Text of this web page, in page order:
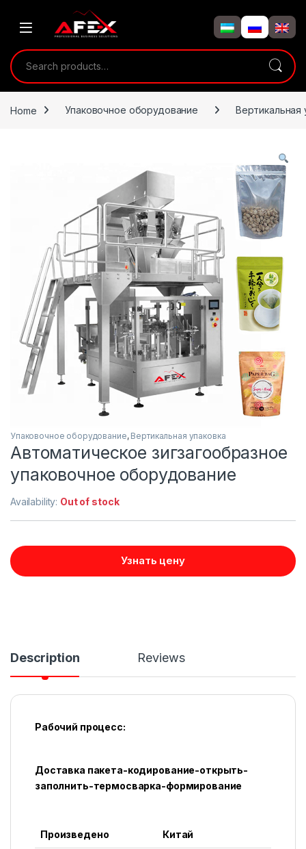
Search for:
Home Упаковочное оборудование Вертикальная
Упаковочное оборудование, Вертикальная упаковка
Автоматическое зигзагообразное
упаковочное оборудование
Availability: Out of stock
Узнать цену
Description Reviews
Рабочий процесс:
Доставка пакета-кодирование-открыть-
заполнить-термосварка-формирование
Произведено Китай